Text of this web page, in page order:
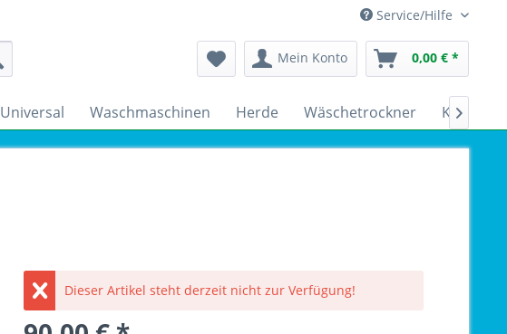
Service/Hilfe
Mein Konto 0,00 € *
Universal Waschmaschinen Herde Wäschetrockner 
Dieser Artikel steht derzeit nicht zur Verfügung!